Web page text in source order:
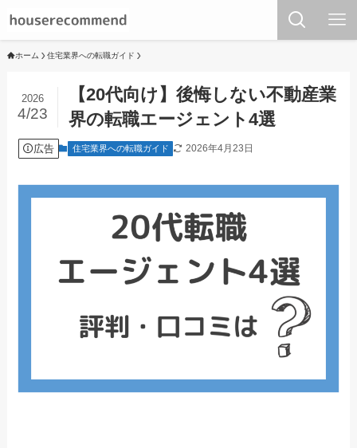
ホーム 住宅業界への転職ガイド
【20代向け】後悔しない不動産業
界の転職エージェント4選
2026
4/23
広告 住宅業界への転職ガイド 2026年4月23日